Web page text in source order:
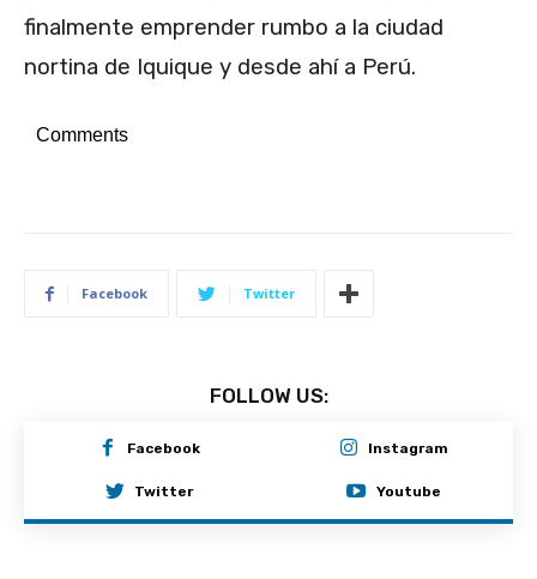
finalmente emprender rumbo a la ciudad
nortina de Iquique y desde ahí a Perú.
Comments
Facebook Twitter
FOLLOW US:
Facebook Instagram
Twitter Youtube